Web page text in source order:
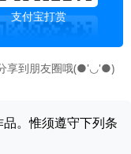
支付宝打赏
享到朋友圈哦(●'◡'●)
。惟须遵守下列条